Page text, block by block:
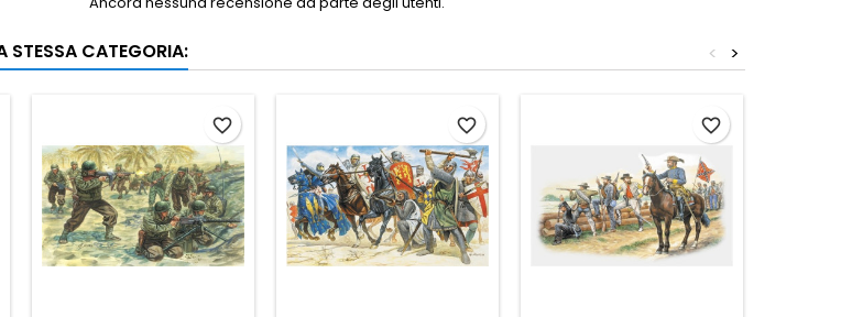
STESSA CATEGORIA: >
<
favorite_border favorite_border favorite_border